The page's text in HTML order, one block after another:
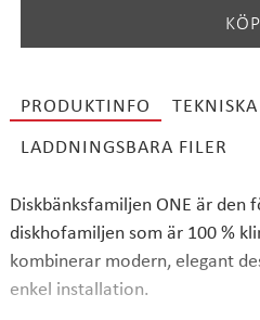
SÖK
KÖP
PRODUKTINFO
LADDNINGSBARA FILER
Diskbänksfamiljen ONE är den
diskhofamiljen som är 100 %
kombinerar modern, elegant
enkel installation.